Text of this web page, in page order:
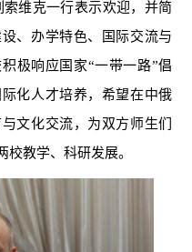
维克一行表示欢迎，并简
、办学特色、国际交流与
极响应国家“一带一路”倡
化人才培养，希望在中俄
文化交流，为双方师生们
教学、科研发展。